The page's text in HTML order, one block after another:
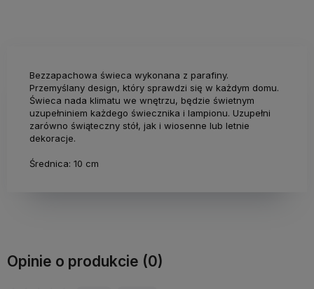
Bezzapachowa świeca wykonana z parafiny.
Przemyślany design, który sprawdzi się w każdym domu.
Świeca nada klimatu we wnętrzu, będzie świetnym
uzupełniniem każdego świecznika i lampionu. Uzupełni
zarówno świąteczny stół, jak i wiosenne lub letnie
dekoracje.
Średnica: 10 cm
Opinie o produkcie (0)